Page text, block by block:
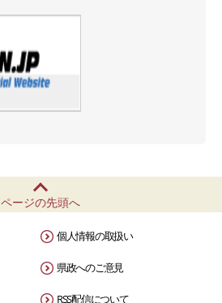
ページの先頭へ
個人情報の取扱い
県政へのご意見
RSS配信について